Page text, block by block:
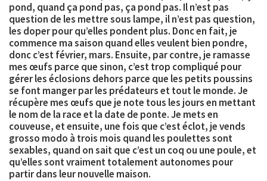
pond, quand ça pond pas, ça pond pas. Il n’est pas
question de les mettre sous lampe, il n’est pas question,
les doper pour qu’elles pondent plus. Donc en fait, je
commence ma saison quand elles veulent bien pondre,
donc c’est février, mars. Ensuite, par contre, je ramasse
mes œufs parce que sinon, c’est trop compliqué pour
gérer les éclosions dehors parce que les petits poussins
se font manger par les prédateurs et tout le monde. Je
récupère mes œufs que je note tous les jours en mettant
le nom de la race et la date de ponte. Je mets en
couveuse, et ensuite, une fois que c’est éclot, je vends
grosso modo à trois mois quand les poulettes sont
sexables, quand on sait que c’est un coq ou une poule, et
qu’elles sont vraiment totalement autonomes pour
partir dans leur nouvelle maison.